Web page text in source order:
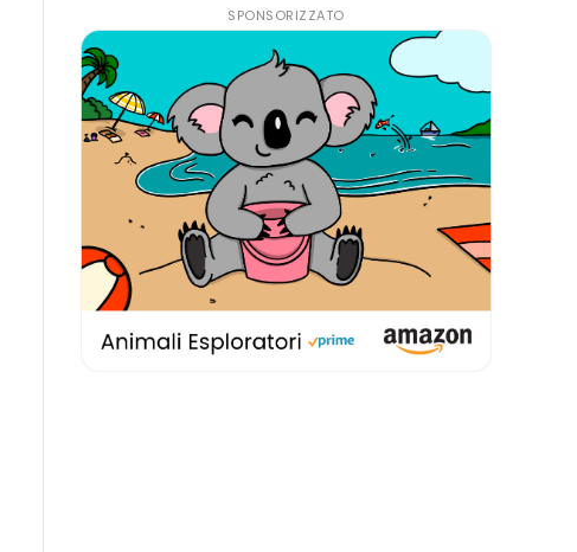
SPONSORIZZATO